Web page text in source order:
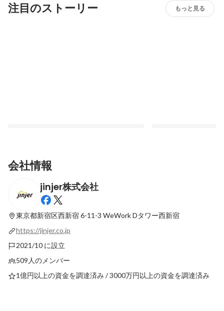
注目のストーリー もっと見る
#入社エントリ｜文系出身の元小学校教員
がエンジニアに！IT技術を通して"人の手助
け"を本気でやりたい。
最新順で表示
みた固定された投稿
会社情報
jinjer株式会社
東京都新宿区西新宿 6-11-3 WeWork Dタワー西新宿
https://jinjer.co.jp
2021/10 に設立
509人のメンバー
1億円以上の資金を調達済み / 3000万円以上の資金を調達済み